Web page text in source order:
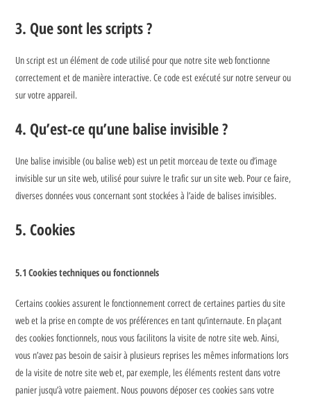
3. Que sont les scripts ?
Un script est un élément de code utilisé pour que notre site web fonctionne
correctement et de manière interactive. Ce code est exécuté sur notre serveur ou
sur votre appareil.
4. Qu’est-ce qu’une balise invisible ?
Une balise invisible (ou balise web) est un petit morceau de texte ou d’image
invisible sur un site web, utilisé pour suivre le trafic sur un site web. Pour ce faire,
diverses données vous concernant sont stockées à l’aide de balises invisibles.
5. Cookies
5.1 Cookies techniques ou fonctionnels
Certains cookies assurent le fonctionnement correct de certaines parties du site
web et la prise en compte de vos préférences en tant qu’internaute. En plaçant
des cookies fonctionnels, nous vous facilitons la visite de notre site web. Ainsi,
vous n’avez pas besoin de saisir à plusieurs reprises les mêmes informations lors
de la visite de notre site web et, par exemple, les éléments restent dans votre
panier jusqu’à votre paiement. Nous pouvons déposer ces cookies sans votre